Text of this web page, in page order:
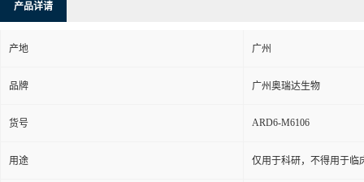
产品详请
产地 广州
品牌 广州奥瑞达生物
货号 ARD6-M6106
用途 仅用于科研，不得用于临